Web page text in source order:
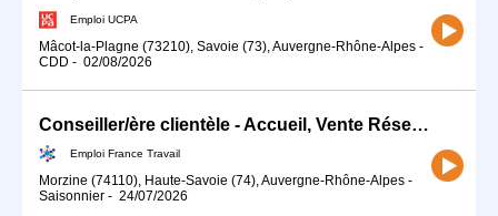
Emploi UCPA
Mâcot-la-Plagne (73210), Savoie (73), Auvergne-Rhône-Alpes -
CDD - 02/08/2026
Conseiller/ère clientèle - Accueil, Vente Réservation (H/F)
Emploi France Travail
Morzine (74110), Haute-Savoie (74), Auvergne-Rhône-Alpes -
Saisonnier - 24/07/2026